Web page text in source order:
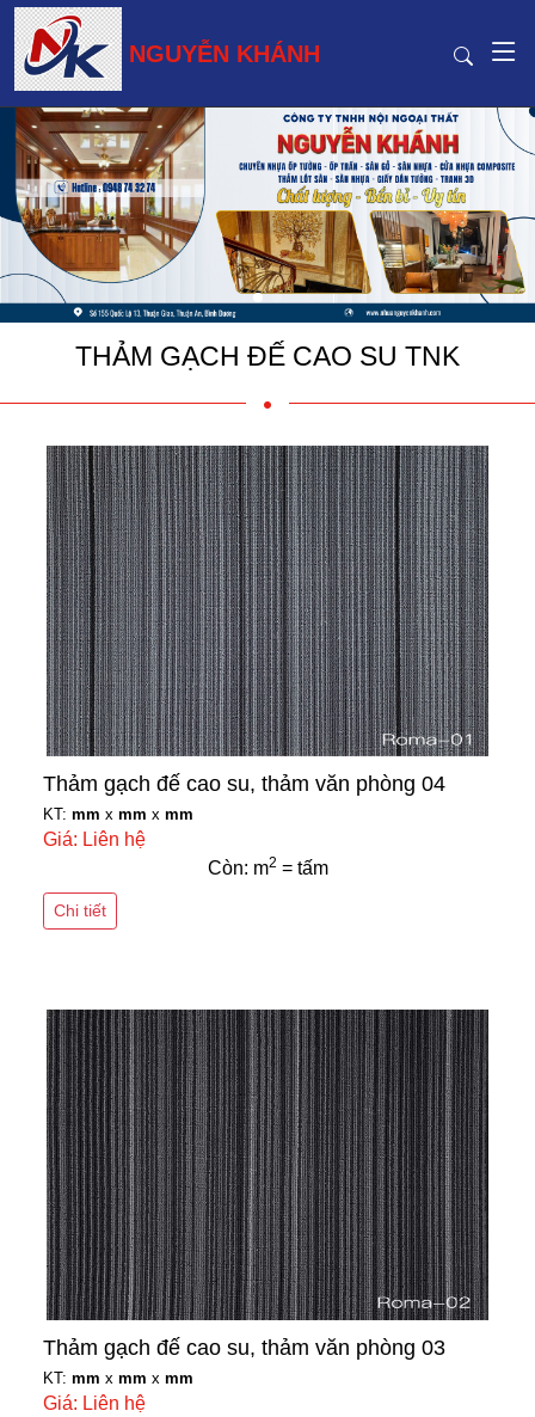
NGUYỄN KHÁNH
THẢM GẠCH ĐẾ CAO SU TNK
Thảm gạch đế cao su, thảm văn phòng 04
KT: mm x mm x mm
Giá: Liên hệ
Còn: m2 = tấm
Chi tiết
Thảm gạch đế cao su, thảm văn phòng 03
KT: mm x mm x mm
Giá: Liên hệ